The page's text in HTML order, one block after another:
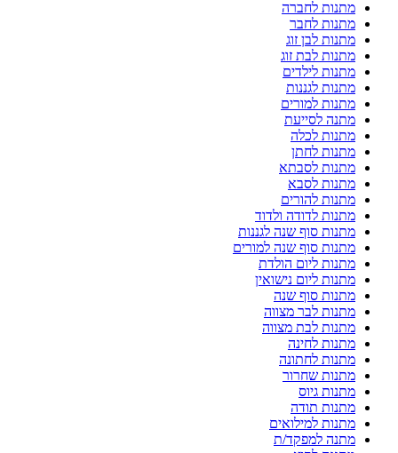
מתנות לחברה
מתנות לחבר
מתנות לבן זוג
מתנות לבת זוג
מתנות לילדים
מתנות לגננות
מתנות למורים
מתנה לסייעת
מתנות לכלה
מתנות לחתן
מתנות לסבתא
מתנות לסבא
מתנות להורים
מתנות לדודה ולדוד
מתנות סוף שנה לגננות
מתנות סוף שנה למורים
מתנות ליום הולדת
מתנות ליום נישואין
מתנות סוף שנה
מתנות לבר מצווה
מתנות לבת מצווה
מתנות לחינה
מתנות לחתונה
מתנות שחרור
מתנות גיוס
מתנות תודה
מתנות למילואים
מתנה למפקד/ת